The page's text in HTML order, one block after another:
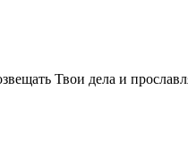
Твои дела и